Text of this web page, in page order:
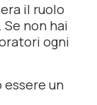
il ruolo
non hai
ogni
essere un